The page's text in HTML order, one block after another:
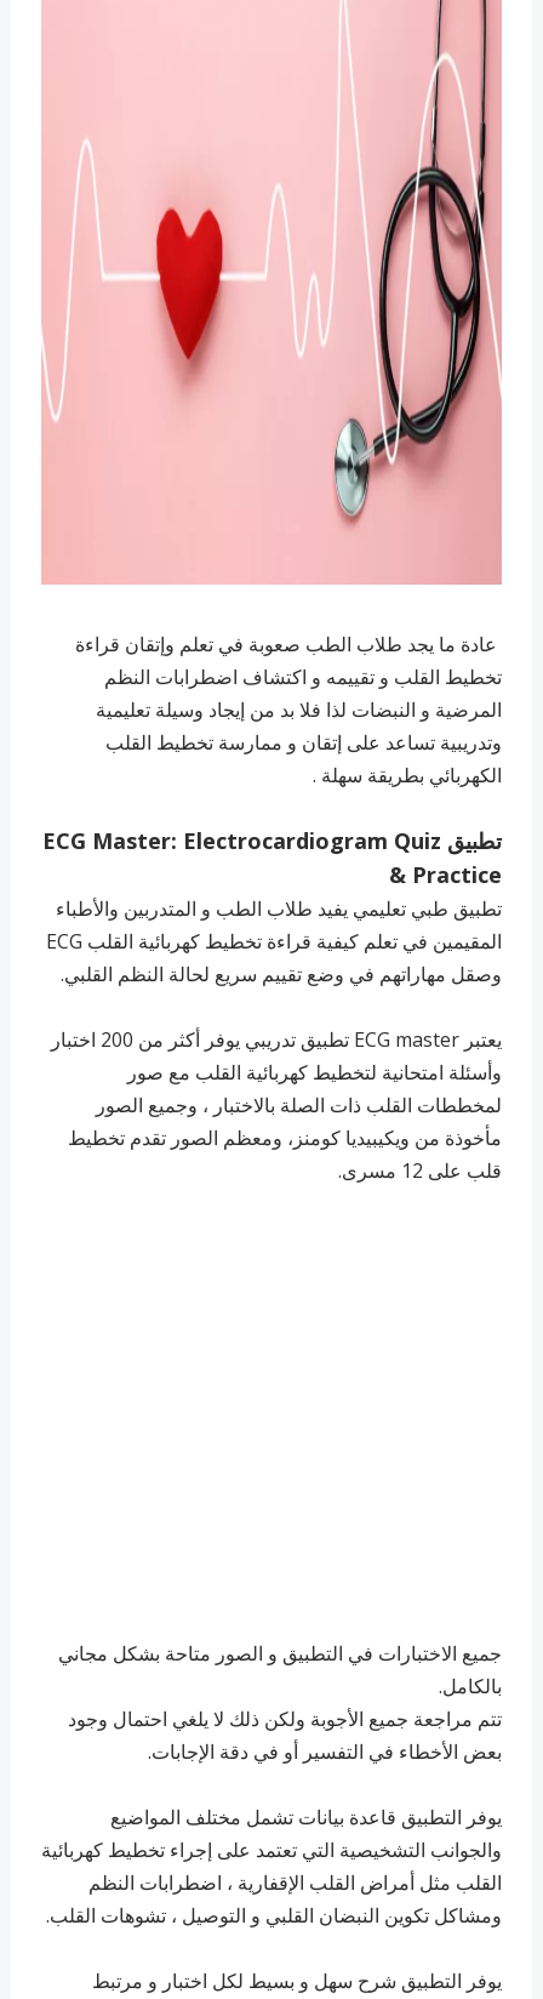
عادة ما يجد طلاب الطب صعوبة في تعلم وإتقان قراءة
تخطيط القلب و تقييمه و اكتشاف اضطرابات النظم
المرضية و النبضات لذا فلا بد من إيجاد وسيلة تعليمية
وتدريبية تساعد على إتقان و ممارسة تخطيط القلب
الكهربائي بطريقة سهلة .
تطبيق ECG Master: Electrocardiogram Quiz
& Practice
تطبيق طبي تعليمي يفيد طلاب الطب و المتدربين والأطباء
المقيمين في تعلم كيفية قراءة تخطيط كهربائية القلب ECG
وصقل مهاراتهم في وضع تقييم سريع لحالة النظم القلبي.
يعتبر ECG master تطبيق تدريبي يوفر أكثر من 200 اختبار
وأسئلة امتحانية لتخطيط كهربائية القلب مع صور
لمخططات القلب ذات الصلة بالاختبار ، وجميع الصور
مأخوذة من ويكيبيديا كومنز، ومعظم الصور تقدم تخطيط
قلب على 12 مسرى.
جميع الاختبارات في التطبيق و الصور متاحة بشكل مجاني
بالكامل.
تتم مراجعة جميع الأجوبة ولكن ذلك لا يلغي احتمال وجود
بعض الأخطاء في التفسير أو في دقة الإجابات.
يوفر التطبيق قاعدة بيانات تشمل مختلف المواضيع
والجوانب التشخيصية التي تعتمد على إجراء تخطيط كهربائية
القلب مثل أمراض القلب الإقفارية ، اضطرابات النظم
ومشاكل تكوين النبضان القلبي و التوصيل ، تشوهات القلب.
يوفر التطبيق شرح سهل و بسيط لكل اختبار و مرتبط